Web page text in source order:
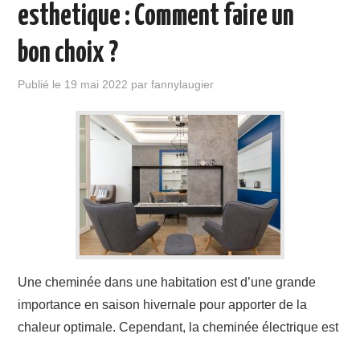
esthetique : Comment faire un
bon choix ?
Publié le 19 mai 2022 parfannylaugier
Une cheminée dans une habitation est d’une grande
importance en saison hivernale pour apporter de la
chaleur optimale. Cependant, la cheminée électrique est